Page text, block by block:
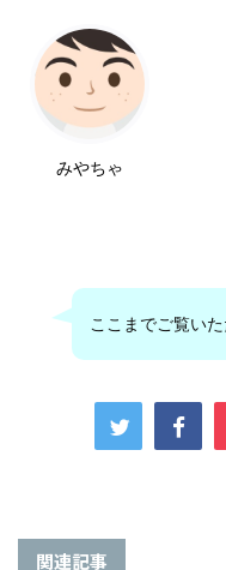
みやちゃ
ここまでご覧い
関連記事